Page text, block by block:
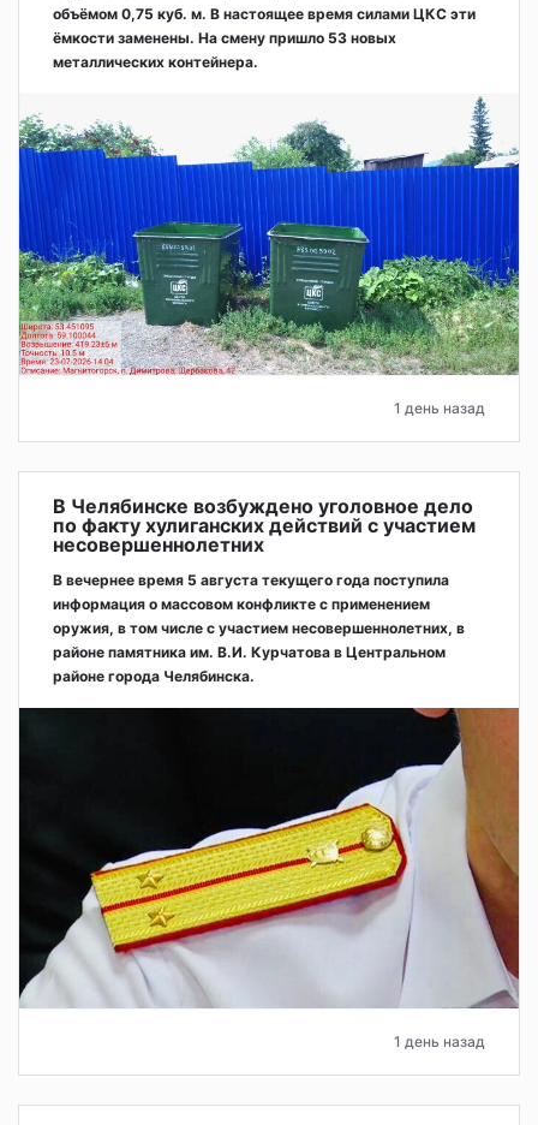
объёмом 0,75 куб. м. В настоящее время силами ЦКС эти
ёмкости заменены. На смену пришло 53 новых
металлических контейнера.
1 день назад
В Челябинске возбуждено уголовное дело
по факту хулиганских действий с участием
несовершеннолетних
В вечернее время 5 августа текущего года поступила
информация о массовом конфликте с применением
оружия, в том числе с участием несовершеннолетних, в
районе памятника им. В.И. Курчатова в Центральном
районе города Челябинска.
1 день назад